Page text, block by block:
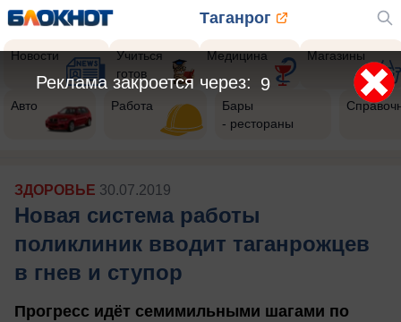
Таганрог
Новости
Учиться
готов
Медицина Магазины
Авто Работа
Бары
- рестораны
ЗДОРОВЬЕ 30.07.2019
Новая система работы
поликлиник вводит таганрожцев
в гнев и ступор
Прогресс идёт семимильными шагами по
7
Реклама закроется через: